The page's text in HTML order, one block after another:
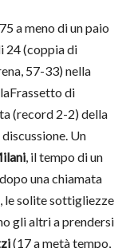
a meno di un paio
24 (coppia di
57-33) nella
di
(record 2-2) della
Un
, il tempo di un
una chiamata
, le solite sottigliezze
gli altri a prendersi
(17 a metà tempo,